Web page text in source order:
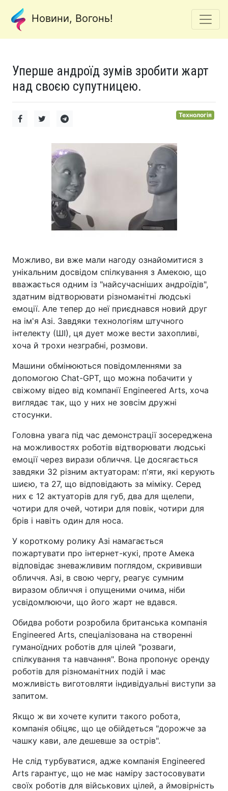
Новини, Вогонь!
Уперше андроїд зумів зробити жарт
над своєю супутницею.
Технологія
Можливо, ви вже мали нагоду ознайомитися з
унікальним досвідом спілкування з Амекою, що
вважається одним із "найсучасніших андроїдів",
здатним відтворювати різноманітні людські
емоції. Але тепер до неї приєднався новий друг
на ім'я Азі. Завдяки технологіям штучного
інтелекту (ШІ), ця дует може вести захопливі,
хоча й трохи незграбні, розмови.
Машини обмінюються повідомленнями за
допомогою Chat-GPT, що можна побачити у
свіжому відео від компанії Engineered Arts, хоча
виглядає так, що у них не зовсім дружні
стосунки.
Головна увага під час демонстрації зосереджена
на можливостях роботів відтворювати людські
емоції через вирази обличчя. Це досягається
завдяки 32 різним актуаторам: п'яти, які керують
шиєю, та 27, що відповідають за міміку. Серед
них є 12 актуаторів для губ, два для щелепи,
чотири для очей, чотири для повік, чотири для
брів і навіть один для носа.
У короткому ролику Азі намагається
пожартувати про інтернет-кукі, проте Амека
відповідає зневажливим поглядом, скрививши
обличчя. Азі, в свою чергу, реагує сумним
виразом обличчя і опущеними очима, ніби
усвідомлюючи, що його жарт не вдався.
Обидва роботи розробила британська компанія
Engineered Arts, спеціалізована на створенні
гуманоїдних роботів для цілей "розваги,
спілкування та навчання". Вона пропонує оренду
роботів для різноманітних подій і має
можливість виготовляти індивідуальні виступи за
запитом.
Якщо ж ви хочете купити такого робота,
компанія обіцяє, що це обійдеться "дорожче за
чашку кави, але дешевше за острів".
Не слід турбуватися, адже компанія Engineered
Arts гарантує, що не має наміру застосовувати
своїх роботів для військових цілей, а ймовірність